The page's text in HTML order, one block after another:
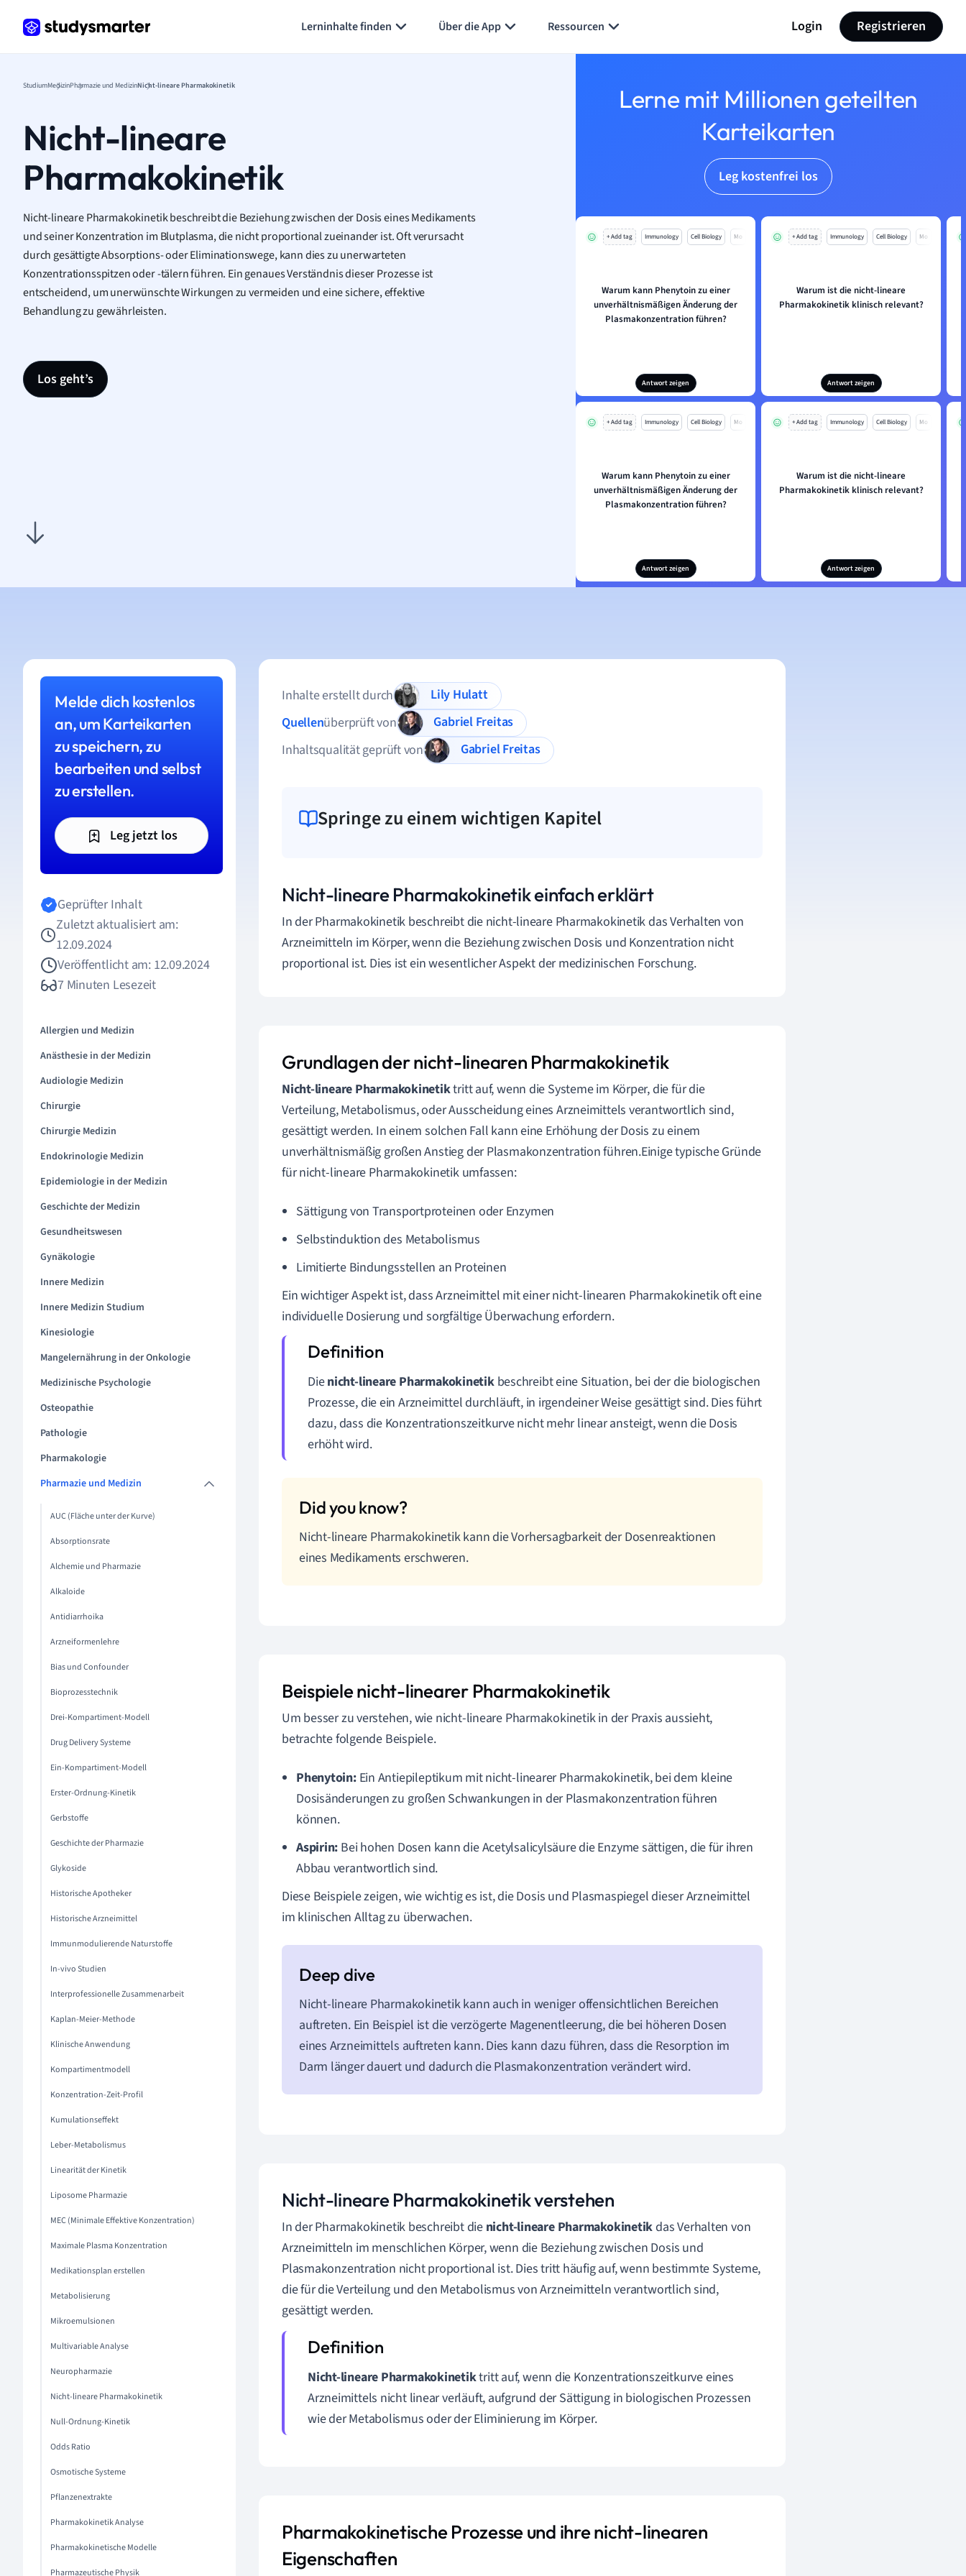
Lerninhalte finden Über die App Ressourcen Login Registrieren
StudiumMedizinPharmazie und MedizinNicht-lineare Pharmakokinetik
Nicht-lineare
Pharmakokinetik
Nicht-lineare Pharmakokinetik beschreibt die Beziehung zwischen der Dosis eines Medikaments
und seiner Konzentration im Blutplasma, die nicht proportional zueinander ist. Oft verursacht
durch gesättigte Absorptions- oder Eliminationswege, kann dies zu unerwarteten
Konzentrationsspitzen oder -tälern führen. Ein genaues Verständnis dieser Prozesse ist
entscheidend, um unerwünschte Wirkungen zu vermeiden und eine sichere, effektive
Behandlung zu gewährleisten.
Los geht’s
Lerne mit Millionen geteilten
Karteikarten
Leg kostenfrei los
+ Add tag Immunology Cell Biology Mo
Warum kann Phenytoin zu einer
unverhältnismäßigen Änderung der
Plasmakonzentration führen?
Antwort zeigen
+ Add tag Immunology Cell Biology Mo
Warum ist die nicht-lineare
Pharmakokinetik klinisch relevant?
Antwort zeigen
+ Add tag Immunology Cell Biology Mo
Warum kann Phenytoin zu einer
unverhältnismäßigen Änderung der
Plasmakonzentration führen?
Antwort zeigen
+ Add tag Immunology Cell Biology Mo
Warum ist die nicht-lineare
Pharmakokinetik klinisch relevant?
Antwort zeigen
Melde dich kostenlos
an, um Karteikarten
zu speichern, zu
bearbeiten und selbst
zu erstellen.
Leg jetzt los
Geprüfter Inhalt
Zuletzt aktualisiert am:
12.09.2024
Veröffentlicht am: 12.09.2024
7 Minuten Lesezeit
Allergien und Medizin
Anästhesie in der Medizin
Audiologie Medizin
Chirurgie
Chirurgie Medizin
Endokrinologie Medizin
Epidemiologie in der Medizin
Geschichte der Medizin
Gesundheitswesen
Gynäkologie
Innere Medizin
Innere Medizin Studium
Kinesiologie
Mangelernährung in der Onkologie
Medizinische Psychologie
Osteopathie
Pathologie
Pharmakologie
Pharmazie und Medizin
AUC (Fläche unter der Kurve)
Absorptionsrate
Alchemie und Pharmazie
Alkaloide
Antidiarrhoika
Arzneiformenlehre
Bias und Confounder
Bioprozesstechnik
Drei-Kompartiment-Modell
Drug Delivery Systeme
Ein-Kompartiment-Modell
Erster-Ordnung-Kinetik
Gerbstoffe
Geschichte der Pharmazie
Glykoside
Historische Apotheker
Historische Arzneimittel
Immunmodulierende Naturstoffe
In-vivo Studien
Interprofessionelle Zusammenarbeit
Kaplan-Meier-Methode
Klinische Anwendung
Kompartimentmodell
Konzentration-Zeit-Profil
Kumulationseffekt
Leber-Metabolismus
Linearität der Kinetik
Liposome Pharmazie
MEC (Minimale Effektive Konzentration)
Maximale Plasma Konzentration
Medikationsplan erstellen
Metabolisierung
Mikroemulsionen
Multivariable Analyse
Neuropharmazie
Nicht-lineare Pharmakokinetik
Null-Ordnung-Kinetik
Odds Ratio
Osmotische Systeme
Pflanzenextrakte
Pharmakokinetik Analyse
Pharmakokinetische Modelle
Pharmazeutische Physik
Inhalte erstellt durch
Lily Hulatt
Quellenüberprüft von
Gabriel Freitas
Inhaltsqualität geprüft von
Gabriel Freitas
Springe zu einem wichtigen Kapitel
Nicht-lineare Pharmakokinetik einfach erklärt
In der Pharmakokinetik beschreibt die nicht-lineare Pharmakokinetik das Verhalten von
Arzneimitteln im Körper, wenn die Beziehung zwischen Dosis und Konzentration nicht
proportional ist. Dies ist ein wesentlicher Aspekt der medizinischen Forschung.
Grundlagen der nicht-linearen Pharmakokinetik
Nicht-lineare Pharmakokinetiktritt auf, wenn die Systeme im Körper, die für die
Verteilung, Metabolismus, oder Ausscheidung eines Arzneimittels verantwortlich sind,
gesättigt werden. In einem solchen Fall kann eine Erhöhung der Dosis zu einem
unverhältnismäßig großen Anstieg der Plasmakonzentration führen.Einige typische Gründe
für nicht-lineare Pharmakokinetik umfassen:
Sättigung von Transportproteinen oder Enzymen
Selbstinduktion des Metabolismus
Limitierte Bindungsstellen an Proteinen
Ein wichtiger Aspekt ist, dass Arzneimittel mit einer nicht-linearen Pharmakokinetik oft eine
individuelle Dosierung und sorgfältige Überwachung erfordern.
Dienicht-lineare Pharmakokinetikbeschreibt eine Situation, bei der die biologischen
Prozesse, die ein Arzneimittel durchläuft, in irgendeiner Weise gesättigt sind. Dies führt
dazu, dass die Konzentrationszeitkurve nicht mehr linear ansteigt, wenn die Dosis
erhöht wird.
Nicht-lineare Pharmakokinetik kann die Vorhersagbarkeit der Dosenreaktionen
eines Medikaments erschweren.
Beispiele nicht-linearer Pharmakokinetik
Um besser zu verstehen, wie nicht-lineare Pharmakokinetik in der Praxis aussieht,
betrachte folgende Beispiele.
Phenytoin:Ein Antiepileptikum mit nicht-linearer Pharmakokinetik, bei dem kleine
Dosisänderungen zu großen Schwankungen in der Plasmakonzentration führen
können.
Aspirin: Bei hohen Dosen kann die Acetylsalicylsäure die Enzyme sättigen, die für ihren
Abbau verantwortlich sind.
Diese Beispiele zeigen, wie wichtig es ist, die Dosis und Plasmaspiegel dieser Arzneimittel
im klinischen Alltag zu überwachen.
Nicht-lineare Pharmakokinetik kann auch in weniger offensichtlichen Bereichen
auftreten. Ein Beispiel ist die verzögerte Magenentleerung, die bei höheren Dosen
eines Arzneimittels auftreten kann. Dies kann dazu führen, dass die Resorption im
Darm länger dauert und dadurch die Plasmakonzentration verändert wird.
Nicht-lineare Pharmakokinetik verstehen
In der Pharmakokinetik beschreibt die nicht-lineare Pharmakokinetikdas Verhalten von
Arzneimitteln im menschlichen Körper, wenn die Beziehung zwischen Dosis und
Plasmakonzentration nicht proportional ist. Dies tritt häufig auf, wenn bestimmte Systeme,
die für die Verteilung und den Metabolismus von Arzneimitteln verantwortlich sind,
gesättigt werden.
Nicht-lineare Pharmakokinetiktritt auf, wenn die Konzentrationszeitkurve eines
Arzneimittels nicht linear verläuft, aufgrund der Sättigung in biologischen Prozessen
wie der Metabolismus oder der Eliminierung im Körper.
Pharmakokinetische Prozesse und ihre nicht-linearen
Eigenschaften